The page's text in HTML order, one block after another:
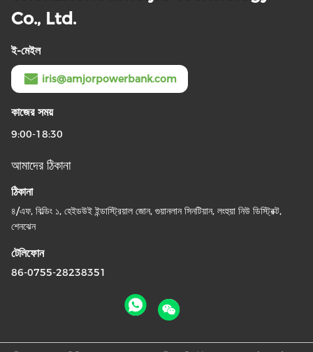
Co., Ltd.
ই-মেইল
iris@amjorpowerbank.com
কাজের সময়
9:00-18:30
আমাদের ঠিকানা
ঠিকানা
৪/এফ, বিল্ডিং ১, হেইডউই ইন্ডাস্ট্রিয়াল জোন, গুয়ানলান সিনটিয়ান, লংহুয়া নিউ ডিস্ট্রিক্ট,
শেনঝেন
টেলিফোন
86-0755-28238351